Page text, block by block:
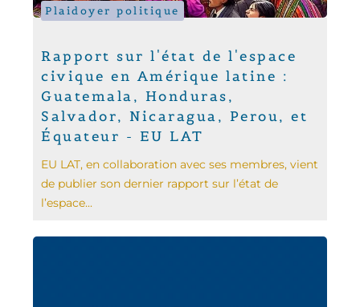
Plaidoyer politique
Rapport sur l'état de l'espace
civique en Amérique latine :
Guatemala, Honduras,
Salvador, Nicaragua, Perou, et
Équateur - EU LAT
EU LAT, en collaboration avec ses membres, vient
de publier son dernier rapport sur l’état de
l’espace...